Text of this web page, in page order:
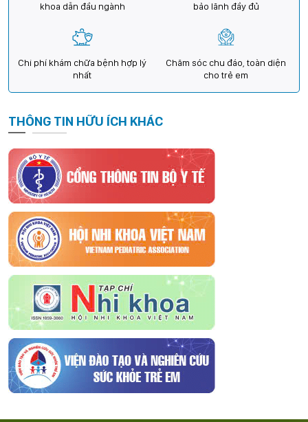
khoa dẫn đầu ngành
bảo lãnh đầy đủ
Chi phí khám chữa bệnh hợp lý
nhất
Chăm sóc chu đáo, toàn diện
cho trẻ em
THÔNG TIN HỮU ÍCH KHÁC